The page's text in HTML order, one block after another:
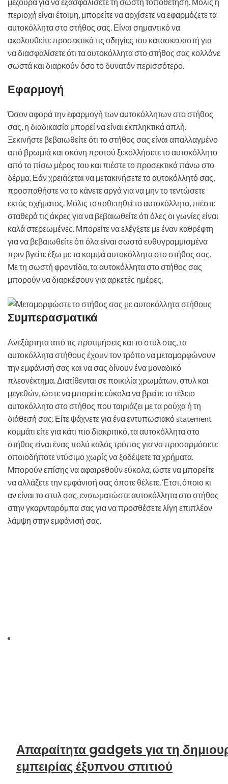
μεζούρα για να εξασφαλίσετε τη σωστή τοποθέτηση. Μόλις η
περιοχή είναι έτοιμη, μπορείτε να αρχίσετε να εφαρμόζετε τα
αυτοκόλλητα στο στήθος σας. Είναι σημαντικό να
ακολουθείτε προσεκτικά τις οδηγίες του κατασκευαστή για
να διασφαλίσετε ότι τα αυτοκόλλητα στο στήθος σας κολλάνε
σωστά και διαρκούν όσο το δυνατόν περισσότερο.
Εφαρμογή
Όσον αφορά την εφαρμογή των αυτοκόλλητων στο στήθος
σας, η διαδικασία μπορεί να είναι εκπληκτικά απλή.
Ξεκινήστε βεβαιωθείτε ότι το στήθος σας είναι απαλλαγμένο
από βρωμιά και σκόνη προτού ξεκολλήσετε το αυτοκόλλητο
από το πίσω μέρος του και πιέστε το προσεκτικά πάνω στο
δέρμα. Εάν χρειάζεται να μετακινήσετε το αυτοκόλλητό σας,
προσπαθήστε να το κάνετε αργά για να μην το τεντώσετε
εκτός σχήματος. Μόλις τοποθετηθεί το αυτοκόλλητο, πιέστε
σταθερά τις άκρες για να βεβαιωθείτε ότι όλες οι γωνίες είναι
καλά στερεωμένες. Μπορείτε να ελέγξετε με έναν καθρέφτη
για να βεβαιωθείτε ότι όλα είναι σωστά ευθυγραμμισμένα
πριν βγείτε έξω με τα κομψά αυτοκόλλητα στο στήθος σας.
Με τη σωστή φροντίδα, τα αυτοκόλλητα στο στήθος σας
μπορούν να διαρκέσουν για αρκετές ημέρες.
Συμπερασματικά
Ανεξάρτητα από τις προτιμήσεις και το στυλ σας, τα
αυτοκόλλητα στήθους έχουν τον τρόπο να μεταμορφώνουν
την εμφάνισή σας και να σας δίνουν ένα μοναδικό
πλεονέκτημα. Διατίθενται σε ποικιλία χρωμάτων, στυλ και
μεγεθών, ώστε να μπορείτε εύκολα να βρείτε το τέλειο
αυτοκόλλητο στο στήθος που ταιριάζει με τα ρούχα ή τη
διάθεσή σας. Είτε ψάχνετε για ένα εντυπωσιακό statement
κομμάτι είτε για κάτι πιο διακριτικό, τα αυτοκόλλητα στο
στήθος είναι ένας πολύ καλός τρόπος για να προσαρμόσετε
οποιοδήποτε ντύσιμο χωρίς να ξοδέψετε τα χρήματα.
Μπορούν επίσης να αφαιρεθούν εύκολα, ώστε να μπορείτε
να αλλάζετε την εμφάνισή σας όποτε θέλετε. Έτσι, όποιο κι
αν είναι το στυλ σας, ενσωματώστε αυτοκόλλητα στο στήθος
στην γκαρνταρόμπα σας για να προσθέσετε λίγη επιπλέον
λάμψη στην εμφάνισή σας.
Απαραίτητα gadgets για τη
εμπειρίας έξυπνου σπιτιού